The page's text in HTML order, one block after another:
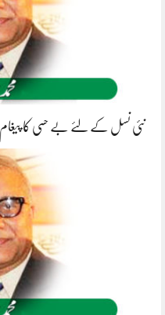
نئی نسل کے لئے بے حسی کا پیغام